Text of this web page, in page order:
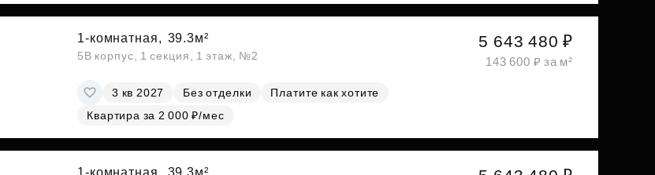
1-комнатная, 39.3м²
5В корпус, 1 секция, 1 этаж, №2
3 кв 2027 Без отделки
Платите как хотите
Квартира за 2 000 ₽/мес
5 643 480 ₽
143 600 ₽ за м²
1-комнатная, 39.3м²